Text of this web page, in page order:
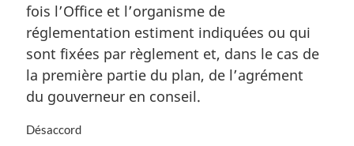
fois l’Office et l’organisme de
réglementation estiment indiquées ou qui
sont fixées par règlement et, dans le cas de
la première partie du plan, de l’agrément
du gouverneur en conseil.
N
Désaccord